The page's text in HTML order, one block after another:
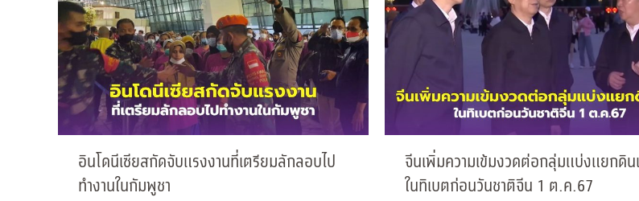
อินโดนีเซียสกัดจับแรงงานที่เตรียมลักลอบไป
ทำงานในกัมพูชา
จีนเพิ่มความเข้มงวดต่อกลุ่มแบ่งแยกดิ
ในทิเบตก่อนวันชาติจีน 1 ต.ค.67